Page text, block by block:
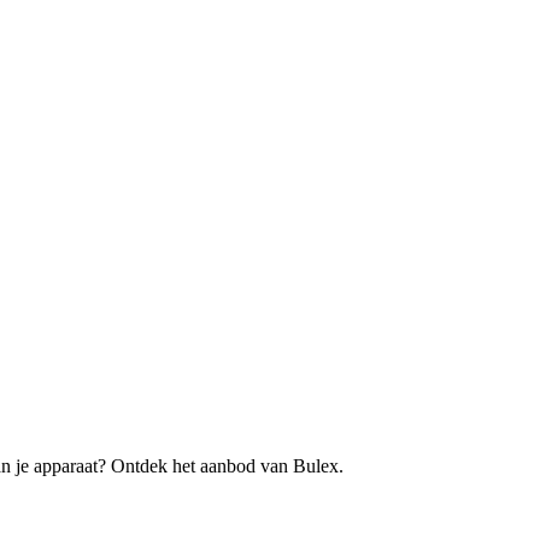
je apparaat? Ontdek het aanbod van Bulex.